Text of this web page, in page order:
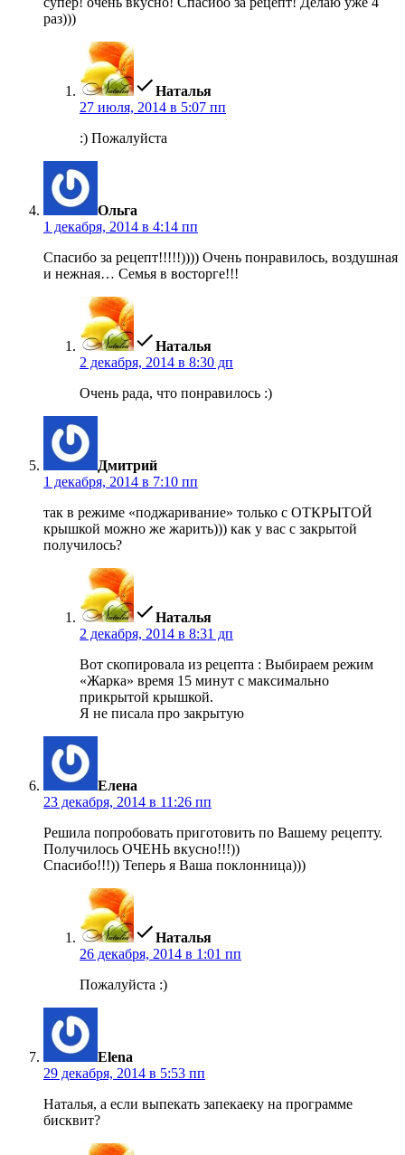
раз)))
Наталья
27 июля, 2014 в 5:07 пп
:) Пожалуйста
Ольга
1 декабря, 2014 в 4:14 пп
Спасибо за рецепт!!!!!)))) Очень понравилось, воздушная
и нежная… Семья в восторге!!!
Наталья
2 декабря, 2014 в 8:30 дп
Очень рада, что понравилось :)
Дмитрий
1 декабря, 2014 в 7:10 пп
так в режиме «поджаривание» только с ОТКРЫТОЙ
крышкой можно же жарить))) как у вас с закрытой
получилось?
Наталья
2 декабря, 2014 в 8:31 дп
Вот скопировала из рецепта : Выбираем режим
«Жарка» время 15 минут с максимально
прикрытой крышкой.
Я не писала про закрытую
Елена
23 декабря, 2014 в 11:26 пп
Решила попробовать приготовить по Вашему рецепту.
Получилось ОЧЕНЬ вкусно!!!))
Спасибо!!!)) Теперь я Ваша поклонница)))
Наталья
26 декабря, 2014 в 1:01 пп
Пожалуйста :)
Elena
29 декабря, 2014 в 5:53 пп
Наталья, а если выпекать запекаеку на программе
бисквит?